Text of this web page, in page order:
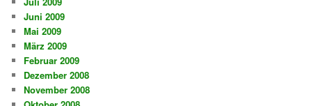
Juni 2009
Mai 2009
März 2009
Februar 2009
Dezember 2008
November 2008